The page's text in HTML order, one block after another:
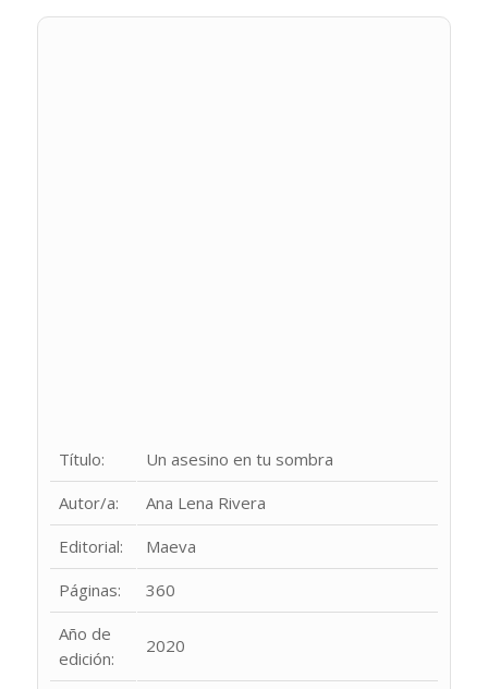
Título:
Un asesino en tu sombra
Autor/a:
Ana Lena Rivera
Editorial:
Maeva
Páginas:
360
Año de
edición:
2020